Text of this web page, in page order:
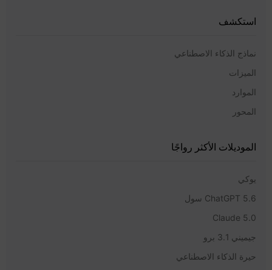
استكشف
نماذج الذكاء الاصطناعي
الميزات
الموارد
المحور
الموديلات الأكثر رواجًا
يوكي
ChatGPT 5.6 سول
Claude 5.0
جيميني 3.1 برو
حيرة الذكاء الاصطناعي